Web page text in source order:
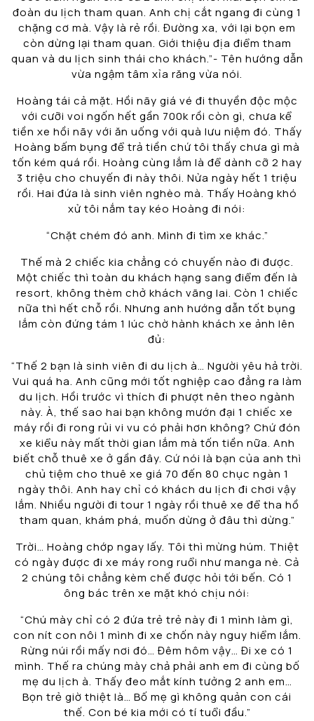
đoàn du lịch tham quan. Anh chị cắt ngang đi cùng 1
chặng cơ mà. Vậy là rẻ rồi. Đường xa, với lại bọn em
còn dừng lại tham quan. Giới thiệu địa điểm tham
quan và du lịch sinh thái cho khách.”- Tên hướng dẫn
vừa ngậm tâm xỉa răng vừa nói.
Hoàng tái cả mặt. Hồi nãy giá vé đi thuyền độc mộc
với cưỡi voi ngốn hết gần 700k rồi còn gì, chưa kể
tiền xe hồi nãy với ăn uống với quà lưu niệm đó. Thấy
Hoàng bấm bụng để trả tiền chứ tôi thấy chưa gì mà
tốn kém quá rồi. Hoàng cùng lắm là để dành cỡ 2 hay
3 triệu cho chuyến đi này thôi. Nửa ngày hết 1 triệu
rồi. Hai đứa là sinh viên nghèo mà. Thấy Hoàng khó
xử tôi nắm tay kéo Hoàng đi nói:
“Chặt chém đó anh. Mình đi tìm xe khác.”
Thế mà 2 chiếc kia chẳng có chuyến nào đi được.
Một chiếc thì toàn du khách hạng sang điểm đến là
resort, không thèm chở khách vãng lai. Còn 1 chiếc
nữa thì hết chỗ rồi. Nhưng anh hướng dẫn tốt bụng
lắm còn đứng tám 1 lúc chờ hành khách xe ảnh lên
đủ:
“Thế 2 bạn là sinh viên đi du lịch à… Người yêu hả trời.
Vui quá ha. Anh cũng mới tốt nghiệp cao đẳng ra làm
du lịch. Hồi trước vì thích đi phượt nên theo ngành
này. À, thế sao hai bạn không mướn đại 1 chiếc xe
máy rồi đi rong rủi vi vu có phải hơn không? Chứ đón
xe kiểu này mất thời gian lắm mà tốn tiền nữa. Anh
biết chỗ thuê xe ở gần đây. Cứ nói là bạn của anh thì
chủ tiệm cho thuê xe giá 70 đến 80 chục ngàn 1
ngày thôi. Anh hay chỉ có khách du lịch đi chơi vậy
lắm. Nhiều người đi tour 1 ngày rồi thuê xe để tha hồ
tham quan, khám phá, muốn dừng ở đâu thì dừng.”
Trời… Hoàng chớp ngay lấy. Tôi thì mừng húm. Thiệt
có ngày được đi xe máy rong ruổi như manga nè. Cả
2 chúng tôi chẳng kèm chế được hỏi tới bến. Có 1
ông bác trên xe mặt khó chịu nói:
“Chú mày chỉ có 2 đứa trẻ trẻ này đi 1 mình làm gì,
con nít con nôi 1 mình đi xe chốn này nguy hiểm lắm.
Rừng núi rồi mấy nơi đó… Đêm hôm vậy… Đi xe có 1
mình. Thế ra chúng mày chả phải anh em đi cùng bố
mẹ du lịch à. Thấy đeo mắt kính tưởng 2 anh em…
Bọn trẻ giờ thiệt là… Bố mẹ gì không quản con cái
thế. Con bé kia mới có tí tuổi đầu.”